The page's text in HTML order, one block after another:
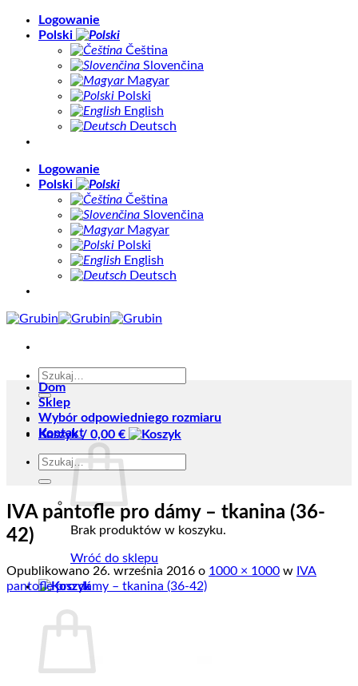
Skip
Logowanie
Polski
Čeština
Slovenčina
Magyar
Polski
English
Deutsch
Logowanie
Polski
Čeština
Slovenčina
Magyar
Polski
English
Deutsch
Szukaj:
Koszyk / 0,00 €
Brak produktów w koszyku.
Wróć do sklepu
Dom
Sklep
Wybór odpowiedniego rozmiaru
Kontakt
Szukaj:
IVA pantofle pro dámy – tkanina (36-
42)
Opublikowano 26. września 2016 o 1000 × 1000 w IVA
pantofle pro dámy – tkanina (36-42)